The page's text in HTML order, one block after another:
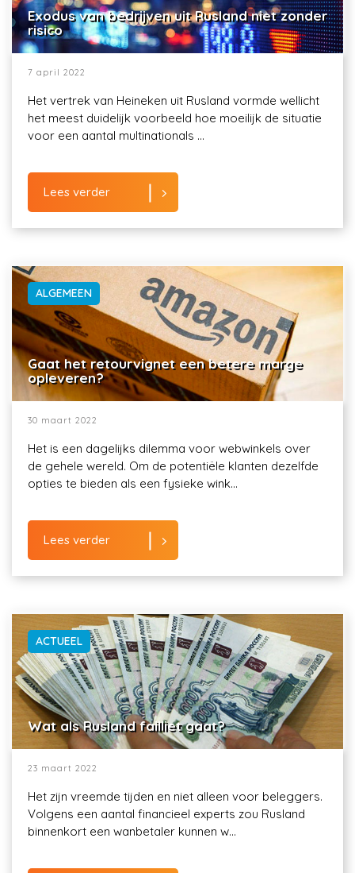
Exodus van bedrijven uit Rusland niet zonder
risico
7 april 2022
Het vertrek van Heineken uit Rusland vormde wellicht
het meest duidelijk voorbeeld hoe moeilijk de situatie
voor een aantal multinationals ...
Lees verder
ALGEMEEN
Gaat het retourvignet een betere marge
opleveren?
30 maart 2022
Het is een dagelijks dilemma voor webwinkels over
de gehele wereld. Om de potentiële klanten dezelfde
opties te bieden als een fysieke wink...
Lees verder
ACTUEEL
Wat als Rusland failliet gaat?
23 maart 2022
Het zijn vreemde tijden en niet alleen voor beleggers.
Volgens een aantal financieel experts zou Rusland
binnenkort een wanbetaler kunnen w...